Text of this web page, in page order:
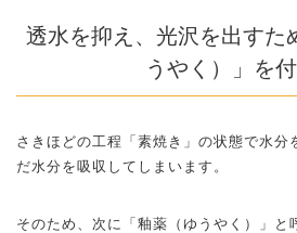
透水を抑え、光沢を出すた
うやく）」を
さきほどの工程「素焼き」の状態で水分
だ水分を吸収してしまいます。
そのため、次に「釉薬（ゆうやく）」と